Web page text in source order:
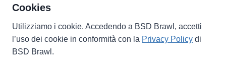
Cookies
Utilizziamo i cookie. Accedendo a BSD Brawl, accetti
l’uso dei cookie in conformità con la Privacy Policy di
BSD Brawl.